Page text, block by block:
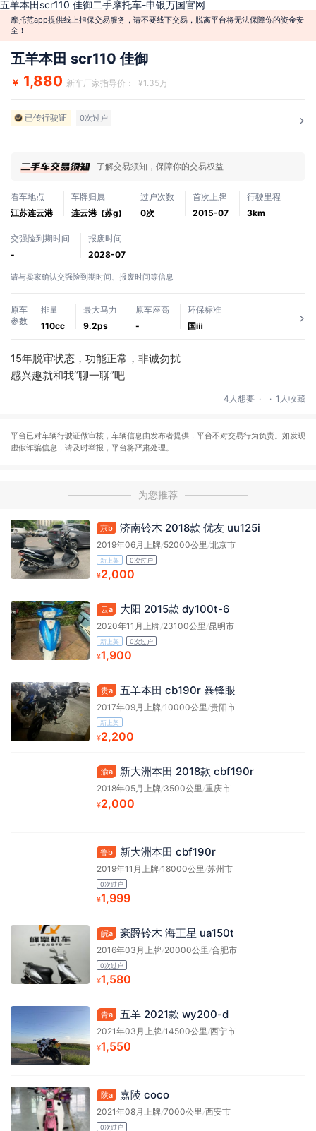
五羊本田scr110 佳御二手摩托车-申银万国官网
摩托范app提供线上担保交易服务，请不要线下交易，脱离平台将无法保障你的资金安
全！
五羊本田 scr110 佳御
￥ 1,880 新车厂家指导价： ¥1.35万
已传行驶证 0次过户
了解交易须知，保障你的交易权益
看车地点
江苏连云港
车牌归属
连云港 (苏g)
过户次数
0次
首次上牌
2015-07
行驶里程
3km
交强险到期时间
-
报废时间
2028-07
请与卖家确认交强险到期时间、报废时间等信息
原车
参数
排量
110cc
最大马力
9.2ps
原车座高
-
环保标准
国ⅲ
15年脱审状态，功能正常，非诚勿扰
感兴趣就和我“聊一聊”吧
4人想要 . . 1人收藏
平台已对车辆行驶证做审核，车辆信息由发布者提供，平台不对交易行为负责。如发现
虚假诈骗信息，请及时举报，平台将严肃处理。
为您推荐
京b 济南铃木 2018款 优友 uu125i
2019年06月上牌/52000公里 /北京市
新上架 0次过户
¥2,000
云a 大阳 2015款 dy100t-6
2020年11月上牌/23100公里 /昆明市
新上架 0次过户
¥1,900
贵a 五羊本田 cb190r 暴锋眼
2017年09月上牌/10000公里 /贵阳市
新上架
¥2,200
渝a 新大洲本田 2018款 cbf190r
2018年05月上牌/3500公里 /重庆市
¥2,000
鲁b 新大洲本田 cbf190r
2019年11月上牌/18000公里 /苏州市
0次过户
¥1,999
皖a 豪爵铃木 海王星 ua150t
2016年03月上牌/20000公里 /合肥市
0次过户
¥1,580
青a 五羊 2021款 wy200-d
2021年03月上牌/14500公里 /西宁市
¥1,550
陕a 嘉陵 coco
2021年08月上牌/7000公里 /西安市
0次过户